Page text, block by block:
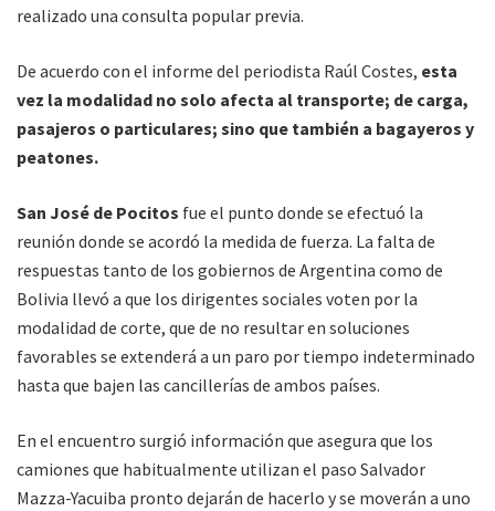
realizado una consulta popular previa.
De acuerdo con el informe del periodista Raúl Costes, esta
vez la modalidad no solo afecta al transporte; de carga,
pasajeros o particulares; sino que también a bagayeros y
peatones.
San José de Pocitos fue el punto donde se efectuó la
reunión donde se acordó la medida de fuerza. La falta de
respuestas tanto de los gobiernos de Argentina como de
Bolivia llevó a que los dirigentes sociales voten por la
modalidad de corte, que de no resultar en soluciones
favorables se extenderá a un paro por tiempo indeterminado
hasta que bajen las cancillerías de ambos países.
En el encuentro surgió información que asegura que los
camiones que habitualmente utilizan el paso Salvador
Mazza-Yacuiba pronto dejarán de hacerlo y se moverán a uno